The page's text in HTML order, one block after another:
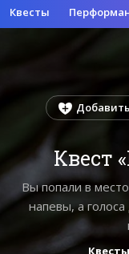
Квесты
Квест
Вы попали в
напевы, а
Квесты